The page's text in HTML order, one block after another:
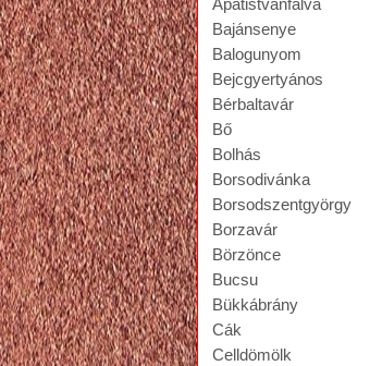
Apátistvánfalva
Bajánsenye
Balogunyom
Bejcgyertyános
Bérbaltavár
Bő
Bolhás
Borsodivánka
Borsodszentgyörgy
Borzavár
Börzönce
Bucsu
Bükkábrány
Cák
Celldömölk